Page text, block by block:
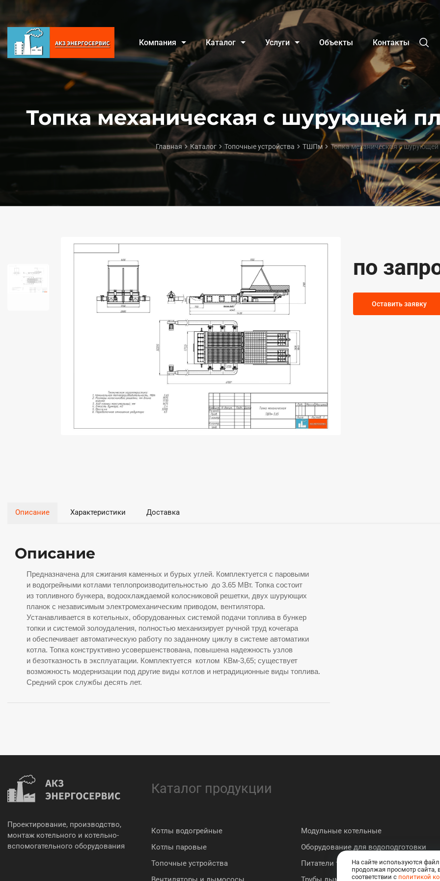
Компания Каталог Услуги Объекты Контакты
Топка механическая с шурующей
Главная Каталог Топочные устройства ТШПм Топка механическая с
по
Оставить заявку
Описание Характеристики Доставка
Описание
Предназначена для сжигания каменных и бурых углей. Комплектуется с паровыми
и водогрейными котлами теплопроизводительностью до 3.65 МВт. Топка состоит
из топливного бункера, водоохлаждаемой колосниковой решетки, двух шурующих
планок с независимым электромеханическим приводом, вентилятора.
Устанавливается в котельных, оборудованных системой подачи топлива в бункер
топки и системой золоудаления, полностью механизирует ручной труд кочегара
и обеспечивает автоматическую работу по заданному циклу в системе автоматики
котла. Топка конструктивно усовершенствована, повышена надежность узлов
и безотказность в эксплуатации. Комплектуется котлом КВм-3,65; существует
возможность модернизации под другие виды котлов и нетрадиционные виды топлива.
Средний срок службы десять лет.
Проектирование, производство,
монтаж котельного и котельно-
вспомогательного оборудования
Каталог продукции
Котлы водогрейные
Котлы паровые
Топочные устройства
Модульные котельные
Оборудование для водоподготовки
Питатели топливаНа сайте используются
продолжая просмотр сайта,
соответствии с политикой